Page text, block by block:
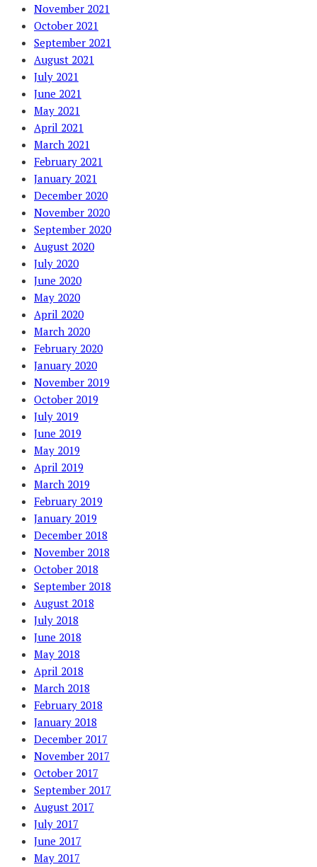
November 2021
October 2021
September 2021
August 2021
July 2021
June 2021
May 2021
April 2021
March 2021
February 2021
January 2021
December 2020
November 2020
September 2020
August 2020
July 2020
June 2020
May 2020
April 2020
March 2020
February 2020
January 2020
November 2019
October 2019
July 2019
June 2019
May 2019
April 2019
March 2019
February 2019
January 2019
December 2018
November 2018
October 2018
September 2018
August 2018
July 2018
June 2018
May 2018
April 2018
March 2018
February 2018
January 2018
December 2017
November 2017
October 2017
September 2017
August 2017
July 2017
June 2017
May 2017